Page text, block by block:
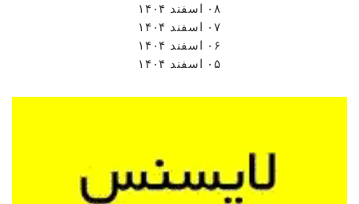
۰۸ اسفند ۱۴۰۴
۰۷ اسفند ۱۴۰۴
۰۶ اسفند ۱۴۰۴
۰۵ اسفند ۱۴۰۴